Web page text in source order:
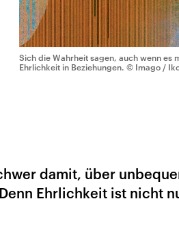
Sich die Wahrheit sagen, auch wenn es
Ehrlichkeit in Beziehungen. © Imago /
damit, über
Ehrlichkeit ist nicht